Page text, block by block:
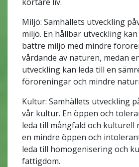
Miljö: Samhällets utveckling
miljö. En hållbar utveckling
bättre miljö med mindre
vårdande av naturen, medan
utveckling kan leda till en
föroreningar och mindre
Kultur: Samhällets utveckling
vår kultur. En öppen och
leda till mångfald och kulturell
en mindre öppen och
leda till homogenisering och
fattigdom.